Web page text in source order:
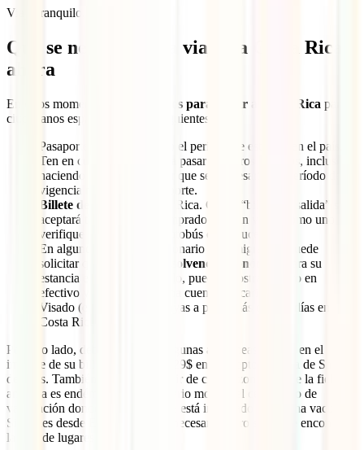
Viaja tranquilo, viaja con IATI.
Qué se necesita para viajar a Costa Rica
ahora
En estos momentos, los requisitos para viajar a Costa Rica para
ciudadanos españoles son los siguientes:
Pasaporte válido para todo el período de estancia en el país.
Ten en cuenta que, si vas a pasar por otros destinos, incluso
haciendo escala, puede ser que sea necesario un período de
vigencia mínima del pasaporte.
Billete de salida
de Costa Rica. Como “billete de salida” se
aceptará tanto uno pre-comprado para un vuelo como uno que
verifique que saldrás en autobús o en crucero.
En algunos casos, el funcionario de inmigración puede
solicitar que le muestre la
solvencia económica
para su
estancia en el país. Para ello, puedes mostrar dinero en
efectivo y el balance de una cuenta bancaria.
Visado (en caso de que vayas a pasar más de 180 días en
Costa Rica).
Por otro lado, debes saber que algunas aerolíneas cobran en el
importe de su billete un extra de 29$ en concepto de Tasa de Salida
del país. También en caso de venir de ciertas zonas donde la fiebre
amarilla es endémica, será necesario mostrar el certificado de
vacunación donde indique que se está inoculado con dicha vacuna.
Si vienes desde España, no será necesario, pero se puede encontrar
la lista de lugares en